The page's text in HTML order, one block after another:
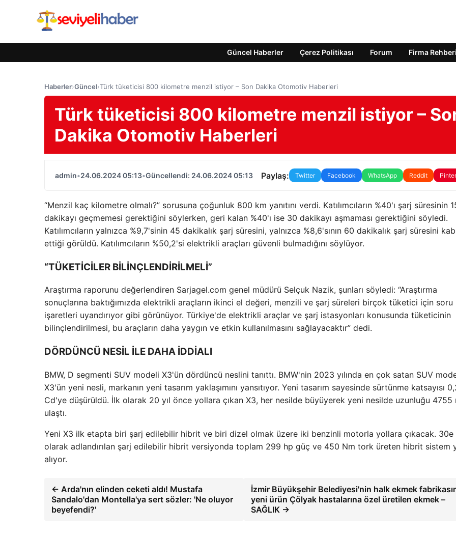
Güncel Haberler Çerez Politikası Forum Firma Rehberi
Haberler›Güncel›Türk tüketicisi 800 kilometre menzil istiyor – Son Dakika Otomotiv Haberleri
Türk tüketicisi 800 kilometre menzil istiyor –
Dakika Otomotiv Haberleri
admin•24.06.2024 05:13•Güncellendi: 24.06.2024 05:13 Paylaş: Twitter Facebook WhatsApp Reddit
“Menzil kaç kilometre olmalı?” sorusuna çoğunluk 800 km yanıtını verdi. Katılımcıların %40'ı şarj süresinin
dakikayı geçmemesi gerektiğini söylerken, geri kalan %40'ı ise 30 dakikayı aşmaması gerektiğini söyledi.
Katılımcıların yalnızca %9,7'sinin 45 dakikalık şarj süresini, yalnızca %8,6'sının 60 dakikalık şarj süresini
ettiği görüldü. Katılımcıların %50,2'si elektrikli araçları güvenli bulmadığını söylüyor.
“TÜKETİCİLER BİLİNÇLENDİRİLMELİ”
Araştırma raporunu değerlendiren Sarjagel.com genel müdürü Selçuk Nazik, şunları söyledi: “Araştırma
sonuçlarına baktığımızda elektrikli araçların ikinci el değeri, menzili ve şarj süreleri birçok tüketici için soru
işaretleri uyandırıyor gibi görünüyor. Türkiye'de elektrikli araçlar ve şarj istasyonları konusunda tüketicinin
bilinçlendirilmesi, bu araçların daha yaygın ve etkin kullanılmasını sağlayacaktır” dedi.
DÖRDÜNCÜ NESİL İLE DAHA İDDİALI
BMW, D segmenti SUV modeli X3'ün dördüncü neslini tanıttı. BMW'nin 2023 yılında en çok satan SUV
X3'ün yeni nesli, markanın yeni tasarım yaklaşımını yansıtıyor. Yeni tasarım sayesinde sürtünme katsayısı
Cd'ye düşürüldü. İlk olarak 20 yıl önce yollara çıkan X3, her nesilde büyüyerek yeni nesilde uzunluğu 4755
ulaştı.
Yeni X3 ilk etapta biri şarj edilebilir hibrit ve biri dizel olmak üzere iki benzinli motorla yollara çıkacak. 30e
olarak adlandırılan şarj edilebilir hibrit versiyonda toplam 299 hp güç ve 450 Nm tork üreten hibrit sistem
alıyor.
← Arda'nın elinden ceketi aldı! Mustafa
Sandalo'dan Montella'ya sert sözler: 'Ne oluyor
beyefendi?'
İzmir Büyükşehir Belediyesi'nin halk ekmek
yeni ürün Çölyak hastalarına özel üretilen ekmek –
SAĞLIK →